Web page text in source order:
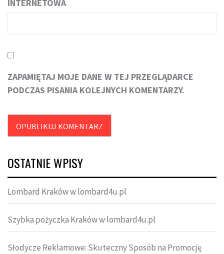
INTERNETOWA
ZAPAMIĘTAJ MOJE DANE W TEJ PRZEGLĄDARCE
PODCZAS PISANIA KOLEJNYCH KOMENTARZY.
OSTATNIE WPISY
Lombard Kraków w lombard4u.pl
Szybka pożyczka Kraków w lombard4u.pl
Słodycze Reklamowe: Skuteczny Sposób na Promocję